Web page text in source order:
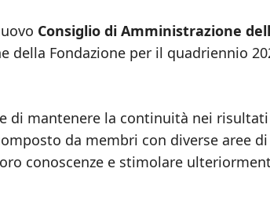
Consiglio di Amministrazione
della Fondazione per il quadriennio
di mantenere la continuità nei
da membri con diverse aree di
conoscenze e stimolare